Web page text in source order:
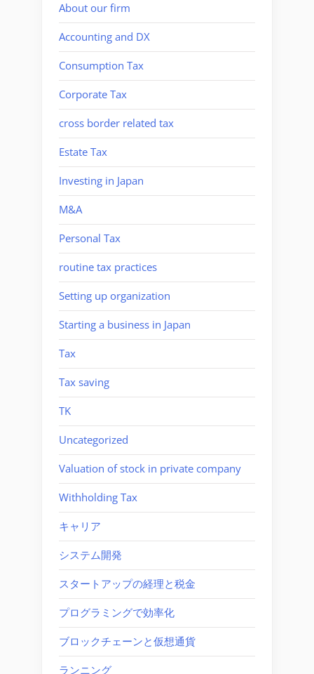
About our firm
Accounting and DX
Consumption Tax
Corporate Tax
cross border related tax
Estate Tax
Investing in Japan
M&A
Personal Tax
routine tax practices
Setting up organization
Starting a business in Japan
Tax
Tax saving
TK
Uncategorized
Valuation of stock in private company
Withholding Tax
キャリア
システム開発
スタートアップの経理と税金
プログラミングで効率化
ブロックチェーンと仮想通貨
ランニング